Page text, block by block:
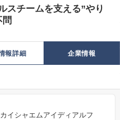
スチームを支える”やり
問
報詳細 企業情報
イシャエムアイディアルフ